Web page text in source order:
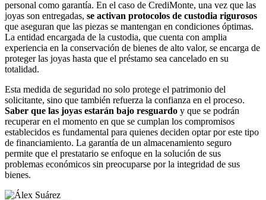
personal como garantía. En el caso de CrediMonte, una vez que las
joyas son entregadas, se activan protocolos de custodia rigurosos
que aseguran que las piezas se mantengan en condiciones óptimas.
La entidad encargada de la custodia, que cuenta con amplia
experiencia en la conservación de bienes de alto valor, se encarga de
proteger las joyas hasta que el préstamo sea cancelado en su
totalidad.
Esta medida de seguridad no solo protege el patrimonio del
solicitante, sino que también refuerza la confianza en el proceso.
Saber que las joyas estarán bajo resguardo y que se podrán
recuperar en el momento en que se cumplan los compromisos
establecidos es fundamental para quienes deciden optar por este tipo
de financiamiento. La garantía de un almacenamiento seguro
permite que el prestatario se enfoque en la solución de sus
problemas económicos sin preocuparse por la integridad de sus
bienes.